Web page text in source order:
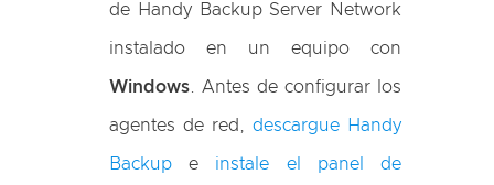
de Handy Backup Server Network
instalado en un equipo con
Windows . Antes de configurar los
agentes de red, descargue Handy
Backup e instale el panel de